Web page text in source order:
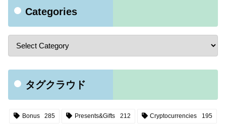
Categories
タグクラウド
Bonus 285 Presents&Gifts 212 Cryptocurrencies 195